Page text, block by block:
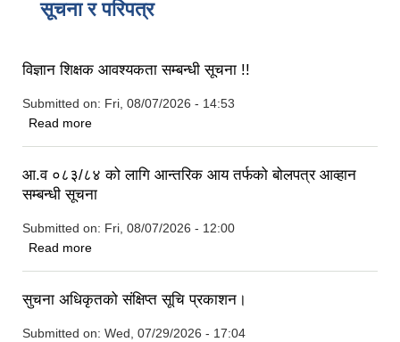
सूचना र परिपत्र
विज्ञान शिक्षक आवश्यकता सम्बन्धी सूचना !!
Submitted on: Fri, 08/07/2026 - 14:53
Read more
आ.व ०८३/८४ को लागि आन्तरिक आय तर्फको बोलपत्र आव्हान
सम्बन्धी सूचना
Submitted on: Fri, 08/07/2026 - 12:00
Read more
सुचना अधिकृतको संक्षिप्त सूचि प्रकाशन।
Submitted on: Wed, 07/29/2026 - 17:04